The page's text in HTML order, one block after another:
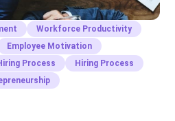
Workforce Productivity
Employee Motivation
Process
Hiring Process